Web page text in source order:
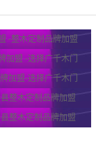
-整木定制品牌加盟
加盟 -选择广千木门
加盟-选择广千木门
整木定制品牌加盟
整木定制品牌加盟